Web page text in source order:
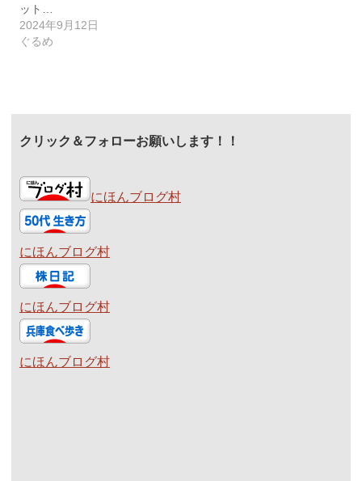
ット…
2024年9月12日
ぐるめ
クリック＆フォローお願いします！！
にほんブログ村
にほんブログ村
にほんブログ村
にほんブログ村